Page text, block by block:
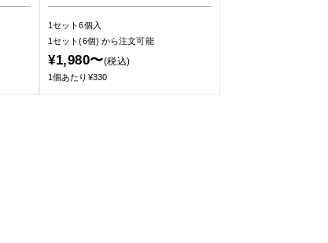
1セット6個入
1セット(6個) から注文可能
¥1,980〜(税込)
1個あたり¥330